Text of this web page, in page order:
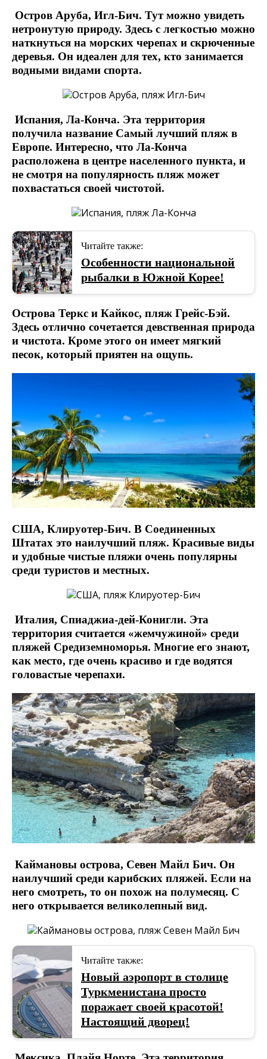
Остров Аруба, Игл-Бич. Тут можно увидеть
нетронутую природу. Здесь с легкостью можно
наткнуться на морских черепах и скрюченные
деревья. Он идеален для тех, кто занимается
водными видами спорта.
Испания, Ла-Конча. Эта территория
получила название Самый лучший пляж в
Европе. Интересно, что Ла-Конча
расположена в центре населенного пункта, и
не смотря на популярность пляж может
похвастаться своей чистотой.
Читайте также:
Особенности национальной
рыбалки в Южной Корее!
Острова Теркс и Кайкос, пляж Грейс-Бэй.
Здесь отлично сочетается девственная природа
и чистота. Кроме этого он имеет мягкий
песок, который приятен на ощупь.
США, Клируотер-Бич. В Соединенных
Штатах это наилучший пляж. Красивые виды
и удобные чистые пляжи очень популярны
среди туристов и местных.
Италия, Спиаджиа-дей-Конигли. Эта
территория считается «жемчужиной» среди
пляжей Средиземноморья. Многие его знают,
как место, где очень красиво и где водятся
головастые черепахи.
Каймановы острова, Севен Майл Бич. Он
наилучший среди карибских пляжей. Если на
него смотреть, то он похож на полумесяц. С
него открывается великолепный вид.
Читайте также:
Новый аэропорт в столице
Туркменистана просто
поражает своей красотой!
Настоящий дворец!